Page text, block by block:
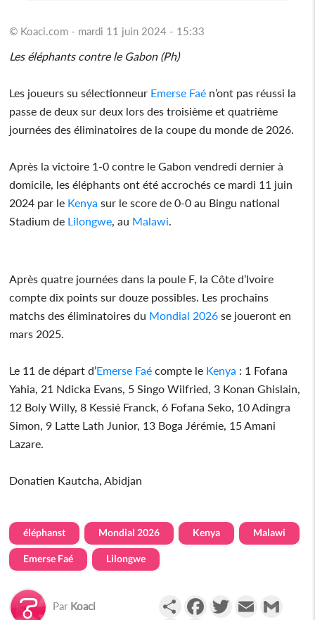
© Koaci.com - mardi 11 juin 2024 - 15:33
Les éléphants contre le Gabon (Ph)
Les joueurs su sélectionneur Emerse Faé n’ont pas réussi la
passe de deux sur deux lors des troisième et quatrième
journées des éliminatoires de la coupe du monde de 2026.
Après la victoire 1-0 contre le Gabon vendredi dernier à
domicile, les éléphants ont été accrochés ce mardi 11 juin
2024 par le Kenya sur le score de 0-0 au Bingu national
Stadium de Lilongwe , au Malawi
Après quatre journées dans la poule F, la Côte d’Ivoire
compte dix points sur douze possibles. Les prochains
matchs des éliminatoires du Mondial 2026 se joueront en
mars 2025.
Le 11 de départ d’Emerse Faé compte le Kenya : 1 Fofana
Yahia, 21 Ndicka Evans, 5 Singo Wilfried, 3 Konan Ghislain,
12 Boly Willy, 8 Kessié Franck, 6 Fofana Seko, 10 Adingra
Simon, 9 Latte Lath Junior, 13 Boga Jérémie, 15 Amani
Lazare.
Donatien Kautcha, Abidjan
éléphanst Mondial 2026 Kenya Malawi
Emerse Faé Lilongwe
Par Koaci PartagerFacebookTwitterEmail